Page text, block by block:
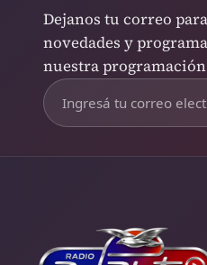
Dejanos tu correo
novedades y
nuestra